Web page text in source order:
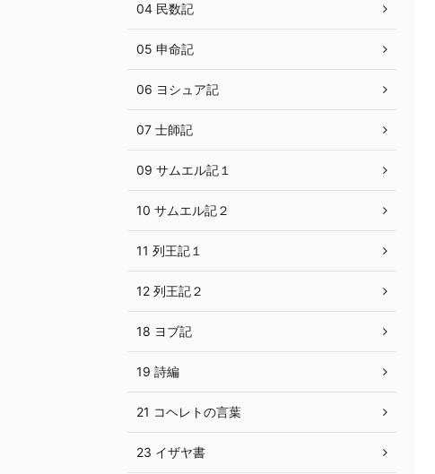
04 民数記
05 申命記
06 ヨシュア記
07 士師記
09 サムエル記１
10 サムエル記２
11 列王記１
12 列王記２
18 ヨブ記
19 詩編
21 コヘレトの言葉
23 イザヤ書